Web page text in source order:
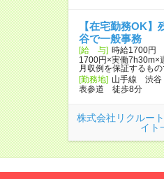
【在宅勤務OK
谷で一般事務
[給 与] 時給1700円
1700円×実働
月収例を保証するもの
[勤務地] 山手線 渋
表参道 徒歩8分
株式会社リクルー
イト